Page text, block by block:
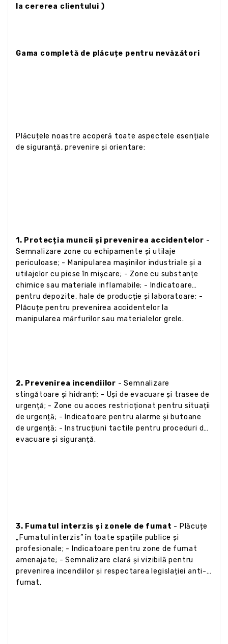
la cererea clientului )
Gama completă de plăcuțe pentru nevăzători
Plăcuțele noastre acoperă toate aspectele esențiale
de siguranță, prevenire și orientare:
1. Protecția muncii și prevenirea accidentelor -
Semnalizare zone cu echipamente și utilaje
periculoase; - Manipularea mașinilor industriale și a
utilajelor cu piese în mișcare; - Zone cu substanțe
chimice sau materiale inflamabile; - Indicatoare
pentru depozite, hale de producție și laboratoare; -
Plăcuțe pentru prevenirea accidentelor la
manipularea mărfurilor sau materialelor grele.
2. Prevenirea incendiilor - Semnalizare
stingătoare și hidranți; - Uși de evacuare și trasee de
urgență; - Zone cu acces restricționat pentru situații
de urgență; - Indicatoare pentru alarme și butoane
de urgență; - Instrucțiuni tactile pentru proceduri de
evacuare și siguranță.
3. Fumatul interzis și zonele de fumat - Plăcuțe
„Fumatul interzis” în toate spațiile publice și
profesionale; - Indicatoare pentru zone de fumat
amenajate; - Semnalizare clară și vizibilă pentru
prevenirea incendiilor și respectarea legislației anti-
fumat.